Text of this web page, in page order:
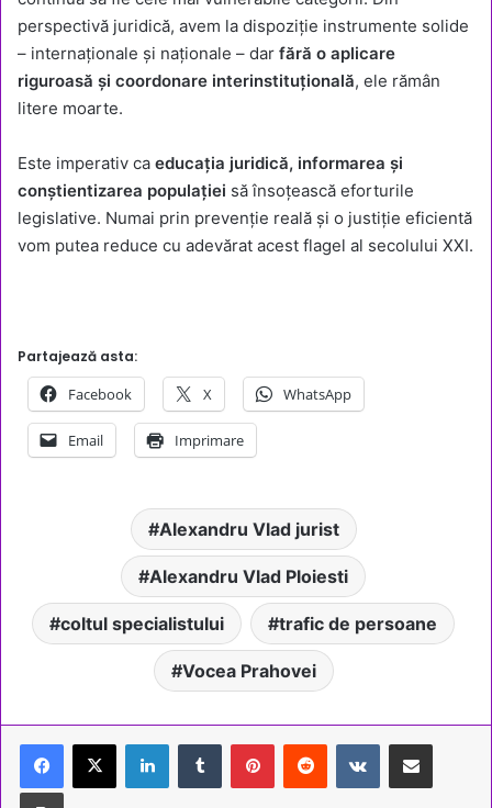
perspectivă juridică, avem la dispoziție instrumente solide
– internaționale și naționale – dar fără o aplicare
riguroasă și coordonare interinstituțională, ele rămân
litere moarte.
Este imperativ ca educația juridică, informarea și
conștientizarea populației să însoțească eforturile
legislative. Numai prin prevenție reală și o justiție eficientă
vom putea reduce cu adevărat acest flagel al secolului XXI.
Partajează asta:
Facebook X WhatsApp
Email Imprimare
Alexandru Vlad jurist
Alexandru Vlad Ploiesti
coltul specialistului trafic de persoane
Vocea Prahovei
LinkedInTumblr PinterestReddit VKontakteShare via Email
Tipărește